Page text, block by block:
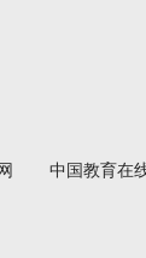
中国教育在